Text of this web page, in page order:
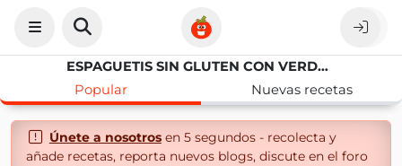
ESPAGUETIS SIN GLUTEN CON VERDURAS
Popular
Nuevas recetas
Únete a nosotrosen 5 segundos - recolecta y
añade recetas, reporta nuevos blogs, discute en el foro